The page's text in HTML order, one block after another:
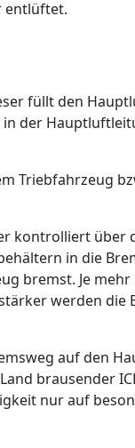
entlüftet.
füllt den
der
Triebfahrzeug
kontrolliert
in die
bremst. Je
werden die
auf den
brausender
nur auf